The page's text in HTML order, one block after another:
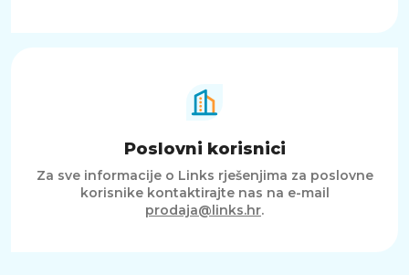
Poslovni korisnici
Za sve informacije o Links rješenjima za poslovne
korisnike kontaktirajte nas na e-mail
prodaja@links.hr.